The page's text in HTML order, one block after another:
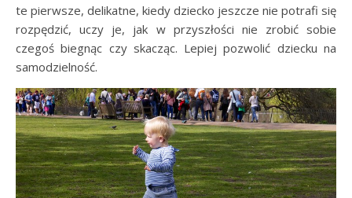
te pierwsze, delikatne, kiedy dziecko jeszcze nie potrafi się
rozpędzić, uczy je, jak w przyszłości nie zrobić sobie
czegoś biegnąc czy skacząc. Lepiej pozwolić dziecku na
samodzielność.